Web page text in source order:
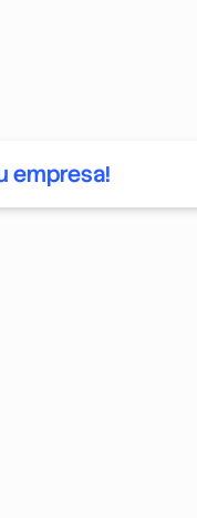
empresa!